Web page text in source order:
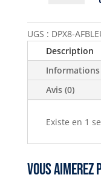
Française
bleu
UGS : DPX8-
Description
Avis (0)
Existe en 1
Vous